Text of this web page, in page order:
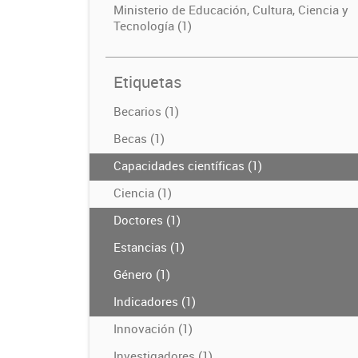
Ministerio de Educación, Cultura, Ciencia y
Tecnología (1)
Etiquetas
Becarios (1)
Becas (1)
Capacidades científicas (1)
Ciencia (1)
Doctores (1)
Estancias (1)
Género (1)
Indicadores (1)
Innovación (1)